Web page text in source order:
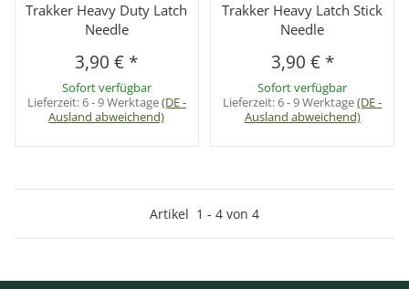
Trakker Heavy Duty Latch
Needle
3,90 € *
Sofort verfügbar
Lieferzeit:6 - 9 Werktage(DE -
Ausland abweichend)
Trakker Heavy Latch Stick
Needle
3,90 € *
Sofort verfügbar
Lieferzeit:6 - 9 Werktage(DE -
Ausland abweichend)
Artikel 1 - 4 von 4